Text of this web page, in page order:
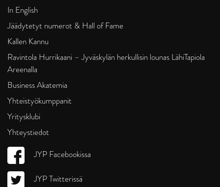
In English
Jäädytetyt numerot & Hall of Fame
Kallen Kannu
Ravintola Hurrikaani – Jyväskylän herkullisin lounas LähiTapiola
Areenalla
Business Akatemia
Yhteistyökumppanit
Yritysklubi
Yhteystiedot
JYP Facebookissa
JYP Twitterissä